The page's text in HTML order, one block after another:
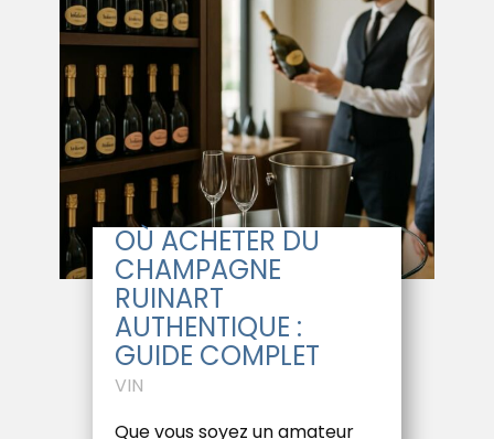
OÙ ACHETER DU
CHAMPAGNE
RUINART
AUTHENTIQUE :
GUIDE COMPLET
VIN
Que vous soyez un amateur